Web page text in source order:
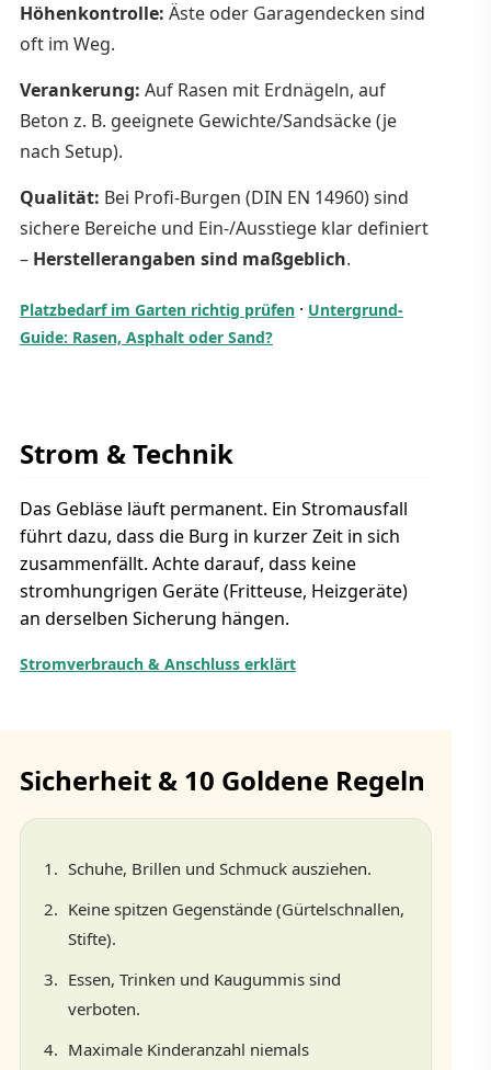
Höhenkontrolle: Äste oder Garagendecken sind
oft im Weg.
Verankerung: Auf Rasen mit Erdnägeln, auf
Beton z. B. geeignete Gewichte/Sandsäcke (je
nach Setup).
Qualität: Bei Profi-Burgen (DIN EN 14960) sind
sichere Bereiche und Ein-/Ausstiege klar definiert
– Herstellerangaben sind maßgeblich.
Platzbedarf im Garten richtig prüfen · Untergrund-
Guide: Rasen, Asphalt oder Sand?
Strom & Technik
Das Gebläse läuft permanent. Ein Stromausfall
führt dazu, dass die Burg in kurzer Zeit in sich
zusammenfällt. Achte darauf, dass keine
stromhungrigen Geräte (Fritteuse, Heizgeräte)
an derselben Sicherung hängen.
Stromverbrauch & Anschluss erklärt
Sicherheit & 10 Goldene Regeln
Schuhe, Brillen und Schmuck ausziehen.
Keine spitzen Gegenstände (Gürtelschnallen,
Stifte).
Essen, Trinken und Kaugummis sind
verboten.
Maximale Kinderanzahl niemals